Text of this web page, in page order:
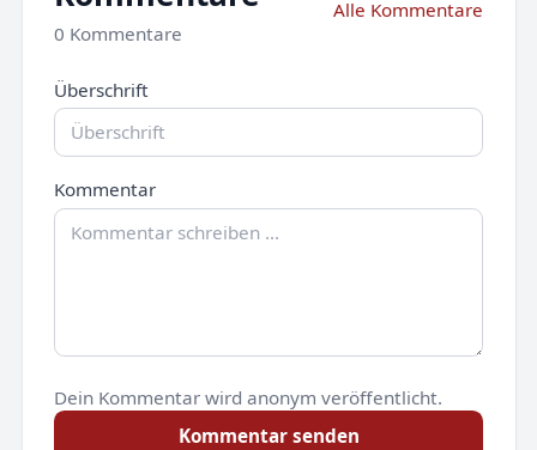
0 Kommentare
Alle Kommentare
Überschrift
Kommentar
Dein Kommentar wird anonym veröffentlicht.
Kommentar senden